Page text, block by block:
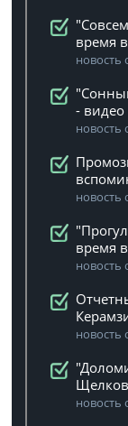
время
новость
- видео
новость
новость
время
новость
новость
новость